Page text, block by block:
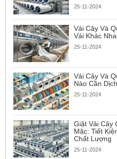
25-11-2024
Vải Cây Và
Vải Khác
25-11-2024
Vải Cây Và
Nào Cần
25-11-2024
Giặt Vải Cây
Mặc: Tiết
Chất Lượng
25-11-2024